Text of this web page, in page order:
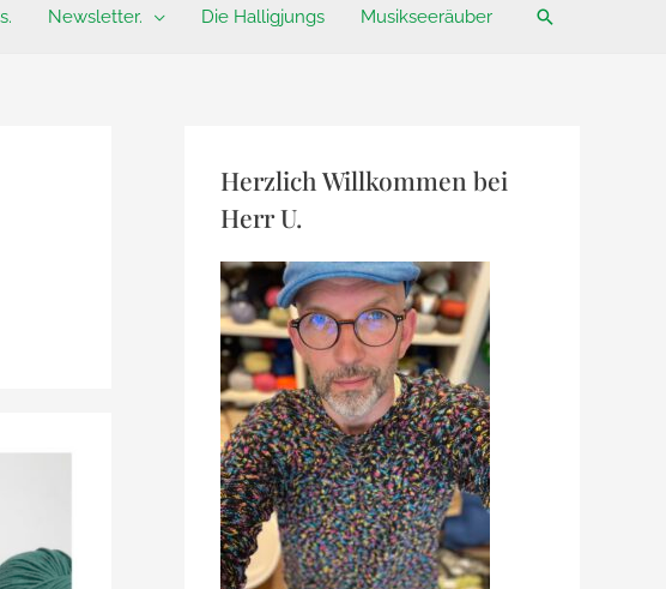
Newsletter. Die Halligjungs Musikseeräuber Suchen
Herzlich Willkommen bei
Herr U.